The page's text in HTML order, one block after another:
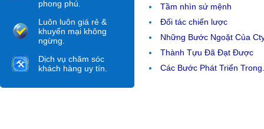
phong phú.
Luôn luôn giá rẻ &
khuyến mại không
ngừng.
Dịch vụ chăm sóc
khách hàng uy tín.
Tầm nhìn sứ mệnh
Đối tác chiến lược
Những Bước Ngoặt Của
Thành Tựu Đã Đạt Được
Các Bước Phát Triển